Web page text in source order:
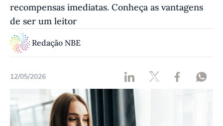
recompensas imediatas. Conheça as vantagens
de ser um leitor
Redação NBE
12/05/2026